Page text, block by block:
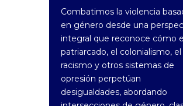
Combatimos la violencia
en género desde una
integral que reconoce cómo
patriarcado, el colonialismo, el
racismo y otros sistemas de
opresión perpetúan
desigualdades, abordando